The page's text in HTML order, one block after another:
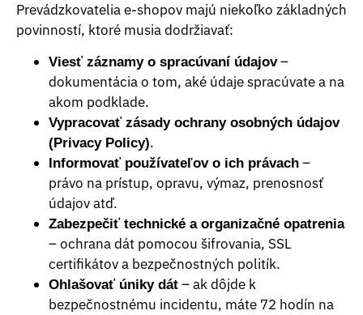
Prevádzkovatelia e-shopov majú niekoľko základných
povinností, ktoré musia dodržiavať:
Viesť záznamy o spracúvaní údajov–
dokumentácia o tom, aké údaje spracúvate a na
akom podklade.
Vypracovať zásady ochrany osobných údajov
(Privacy Policy).
Informovať používateľov o ich právach –
právo na prístup, opravu, výmaz, prenosnosť
údajov atď.
Zabezpečiť technické a organizačné opatrenia
– ochrana dát pomocou šifrovania, SSL
certifikátov a bezpečnostných politík.
Ohlašovať úniky dát – ak dôjde k
bezpečnostnému incidentu, máte 72 hodín na